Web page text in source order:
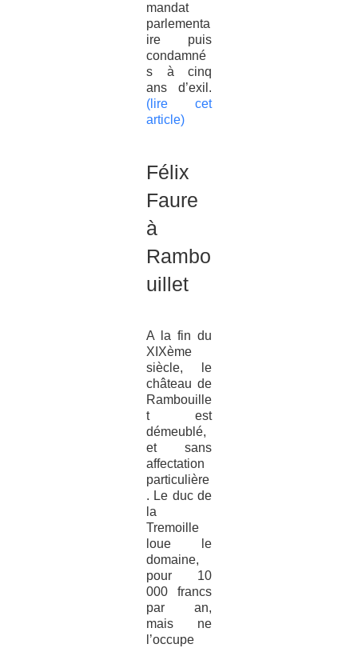
mandat
parlementa
ire puis
condamné
s à cinq
ans d’exil.
(lire cet
article)
Félix
Faure
à
Rambo
uillet
A la fin du
XIXème
siècle, le
château de
Rambouille
t est
démeublé,
et sans
affectation
particulière
. Le duc de
la
Tremoille
loue le
domaine,
pour 10
000 francs
par an,
mais ne
l’occupe